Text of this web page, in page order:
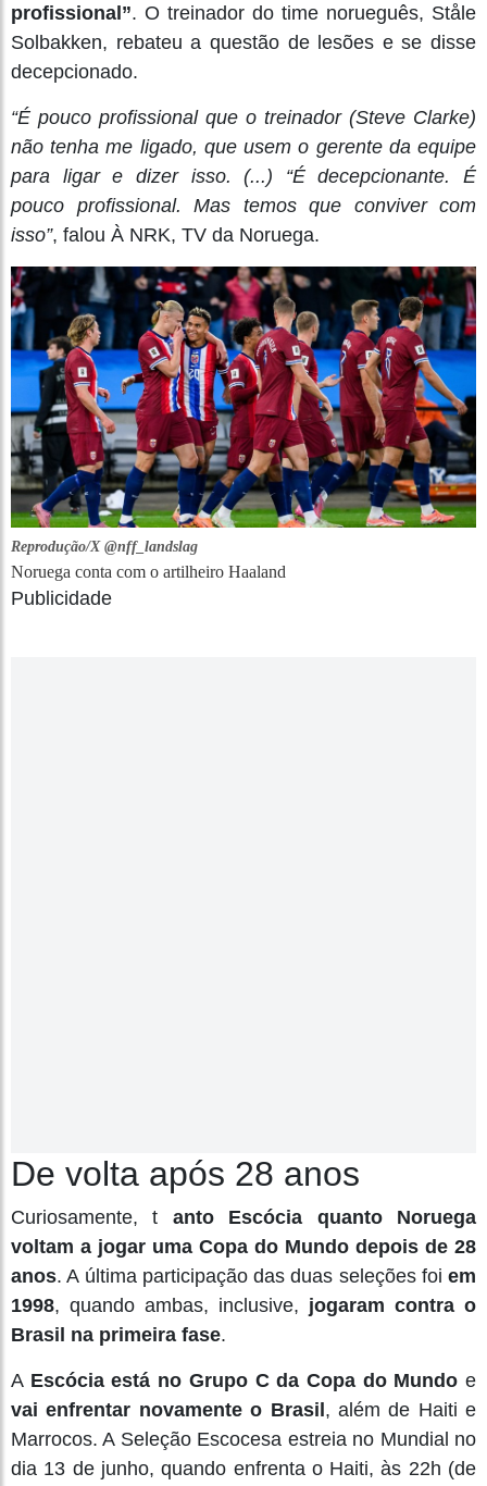
profissional”. O treinador do time norueguês, Ståle
Solbakken, rebateu a questão de lesões e se disse
decepcionado.
“É pouco profissional que o treinador (Steve Clarke)
não tenha me ligado, que usem o gerente da equipe
para ligar e dizer isso. (...) “É decepcionante. É
pouco profissional. Mas temos que conviver com
isso”, falou À NRK, TV da Noruega.
Reprodução/X @nff_landslag
Noruega conta com o artilheiro Haaland
Publicidade
De volta após 28 anos
Curiosamente, t anto Escócia quanto Noruega
voltam a jogar uma Copa do Mundo depois de 28
anos. A última participação das duas seleções foi em
1998, quando ambas, inclusive, jogaram contra o
Brasil na primeira fase.
A Escócia está no Grupo C da Copa do Mundo e
vai enfrentar novamente o Brasil , além de Haiti e
Marrocos. A Seleção Escocesa estreia no Mundial no
dia 13 de junho, quando enfrenta o Haiti, às 22h (de